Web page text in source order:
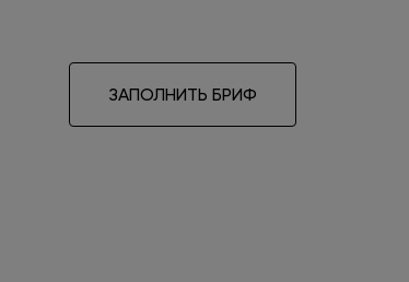
ЗАПОЛНИТЬ БРИФ